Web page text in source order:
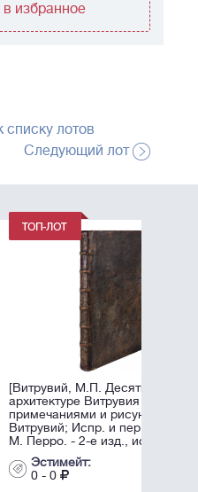
избранное
списку лотов
Следующий лот
книг об
: С
рисунками /
и пер. на фр. яз.
испр. и ...